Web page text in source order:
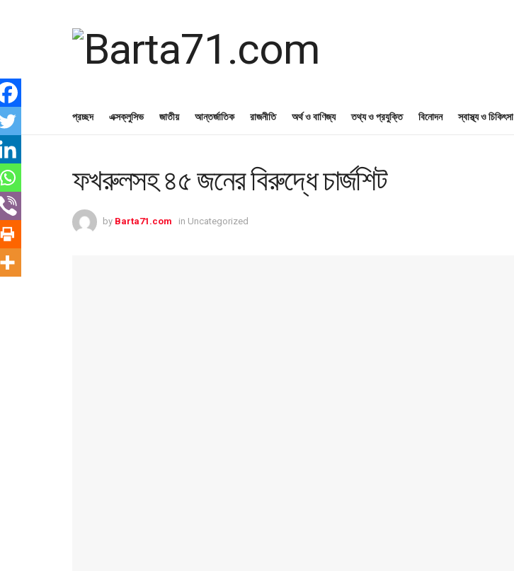
প্রচ্ছদ এক্সক্লুসিভ জাতীয় আন্তর্জাতিক রাজনীতি অর্থ ও বাণিজ্য তথ্য ও প্রযুক্তি বিনোদন স্বাস্থ্য ও চিকিৎসা
ফখরুলসহ ৪৫ জনের বিরুদ্ধে চার্জশিট
by Barta71.com in Uncategorized